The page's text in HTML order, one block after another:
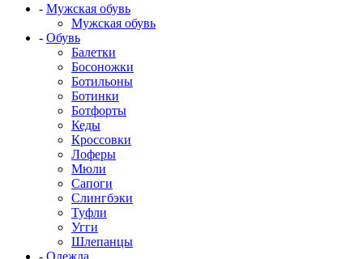
- Мужская обувь
Мужская обувь
- Обувь
Балетки
Босоножки
Ботильоны
Ботинки
Ботфорты
Кеды
Кроссовки
Лоферы
Мюли
Сапоги
Слингбэки
Туфли
Угги
Шлепанцы
- Одежда